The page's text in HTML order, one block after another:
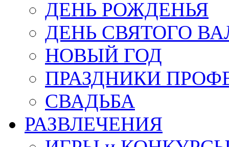
ДЕНЬ РОЖДЕНЬЯ
ДЕНЬ СВЯТОГО
НОВЫЙ ГОД
ПРАЗДНИКИ
СВАДЬБА
РАЗВЛЕЧЕНИЯ